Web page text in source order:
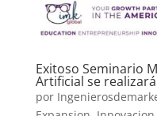
Exitoso Seminario
Artificial se
por